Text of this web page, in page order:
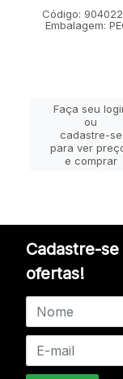
Código:
Embalagem:
Faça seu
ou
cadastre-se
para ver
e comprar
Cadastre-
ofertas!